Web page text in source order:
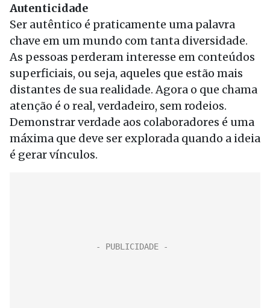
Autenticidade
Ser autêntico é praticamente uma palavra
chave em um mundo com tanta diversidade.
As pessoas perderam interesse em conteúdos
superficiais, ou seja, aqueles que estão mais
distantes de sua realidade. Agora o que chama
atenção é o real, verdadeiro, sem rodeios.
Demonstrar verdade aos colaboradores é uma
máxima que deve ser explorada quando a ideia
é gerar vínculos.